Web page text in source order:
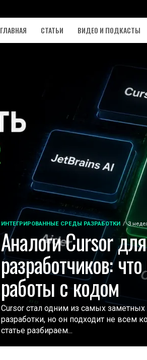
ГЛАВНАЯ СТАТЬИ ВИДЕО И ПОДКАСТЫ
ИНТЕГРИРОВАННЫЕ СРЕДЫ РАЗРАБОТКИ 3
Аналоги Cursor для
разработчиков:
работы с кодом
Cursor стал одним из самых
разработки, но он подходит не всем
статье разбираем...